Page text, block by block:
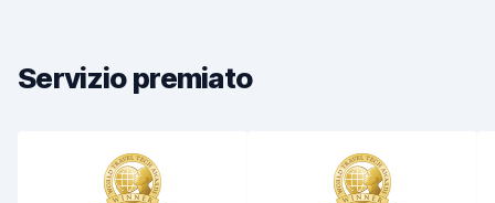
Condizioni dell'auto
Servizio premiato